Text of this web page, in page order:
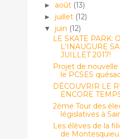
► août (13)
► juillet (12)
▼ juin (12)
LE SKATE PARK:
L'INAUGURE
JUILLET 2017!
Projet de nouvelle
le PCSES
DÉCOUVRIR LE
ENCORE
2ème Tour des
législatives à
Les élèves de la
de